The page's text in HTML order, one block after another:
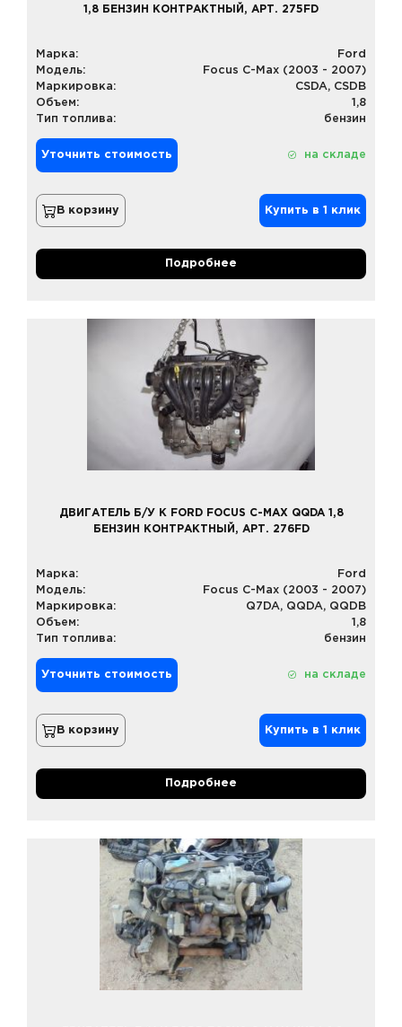
1,8 БЕНЗИН КОНТРАКТНЫЙ, АРТ. 275FD
Марка:
Ford
Модель:
Focus C-Max (2003 - 2007)
Маркировка:
CSDA, CSDB
Объем:
1,8
Тип топлива:
бензин
Уточнить стоимость на складе
В корзину Купить в 1 клик
Подробнее
ДВИГАТЕЛЬ Б/У К FORD FOCUS C-MAX QQDA 1,8
БЕНЗИН КОНТРАКТНЫЙ, АРТ. 276FD
Марка:
Ford
Модель:
Focus C-Max (2003 - 2007)
Маркировка:
Q7DA, QQDA, QQDB
Объем:
1,8
Тип топлива:
бензин
Уточнить стоимость на складе
В корзину Купить в 1 клик
Подробнее